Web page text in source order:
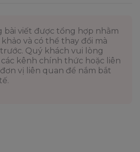
bài viết được tổng hợp nhằm
và có thể thay đổi mà
Quý khách vui lòng
các kênh chính thức hoặc liên
vị liên quan để nắm bắt